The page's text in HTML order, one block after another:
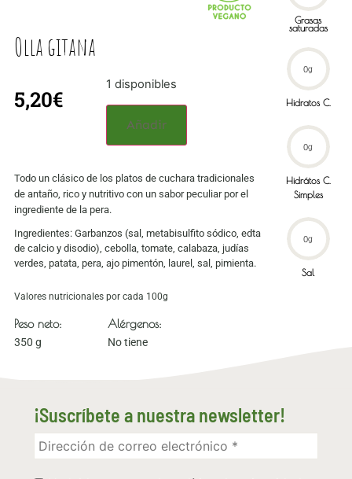
Grasas
saturadas
0g
Hidratos C.
0g
Hidrátos C.
Simples
0g
Sal
Olla gitana
5,20€
1 disponibles
Añadir
Todo un clásico de los platos de cuchara tradicionales
de antaño, rico y nutritivo con un sabor peculiar por el
ingrediente de la pera.
Ingredientes: Garbanzos (sal, metabisulfito sódico, edta
de calcio y disodio), cebolla, tomate, calabaza, judías
verdes, patata, pera, ajo pimentón, laurel, sal, pimienta.
Valores nutricionales por cada 100g
Peso neto:
350 g
Alérgenos:
No tiene
¡Suscríbete a nuestra newsletter!